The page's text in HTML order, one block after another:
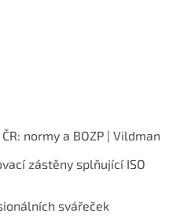
normy a BOZP | Vildman
zástěny splňující ISO
svářeček